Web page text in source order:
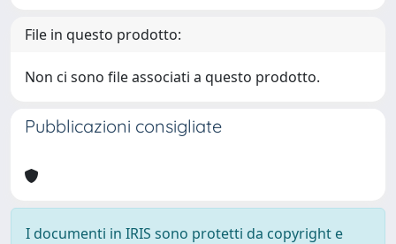
File in questo prodotto:
Non ci sono file associati a questo prodotto.
Pubblicazioni consigliate
I documenti in IRIS sono protetti da copyright e